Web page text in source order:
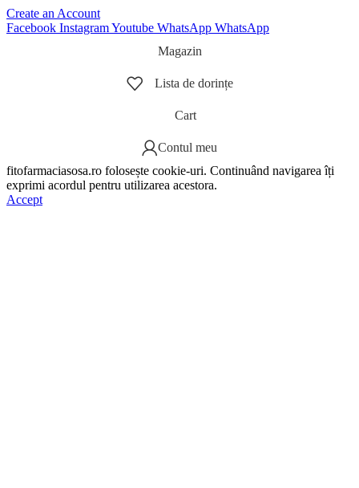
Create an Account
Facebook InstagramYoutube WhatsApp WhatsApp
Magazin
Lista de dorințe
Cart
Contul meu
fitofarmaciasosa.ro folosește cookie-uri. Continuând navigarea îți
exprimi acordul pentru utilizarea acestora.
Accept